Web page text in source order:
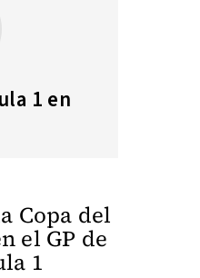
1 en
Copa del
el GP de
1